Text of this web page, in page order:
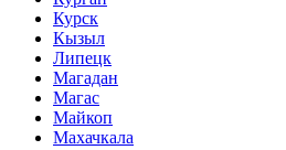
Курск
Кызыл
Липецк
Магадан
Магас
Майкоп
Махачкала